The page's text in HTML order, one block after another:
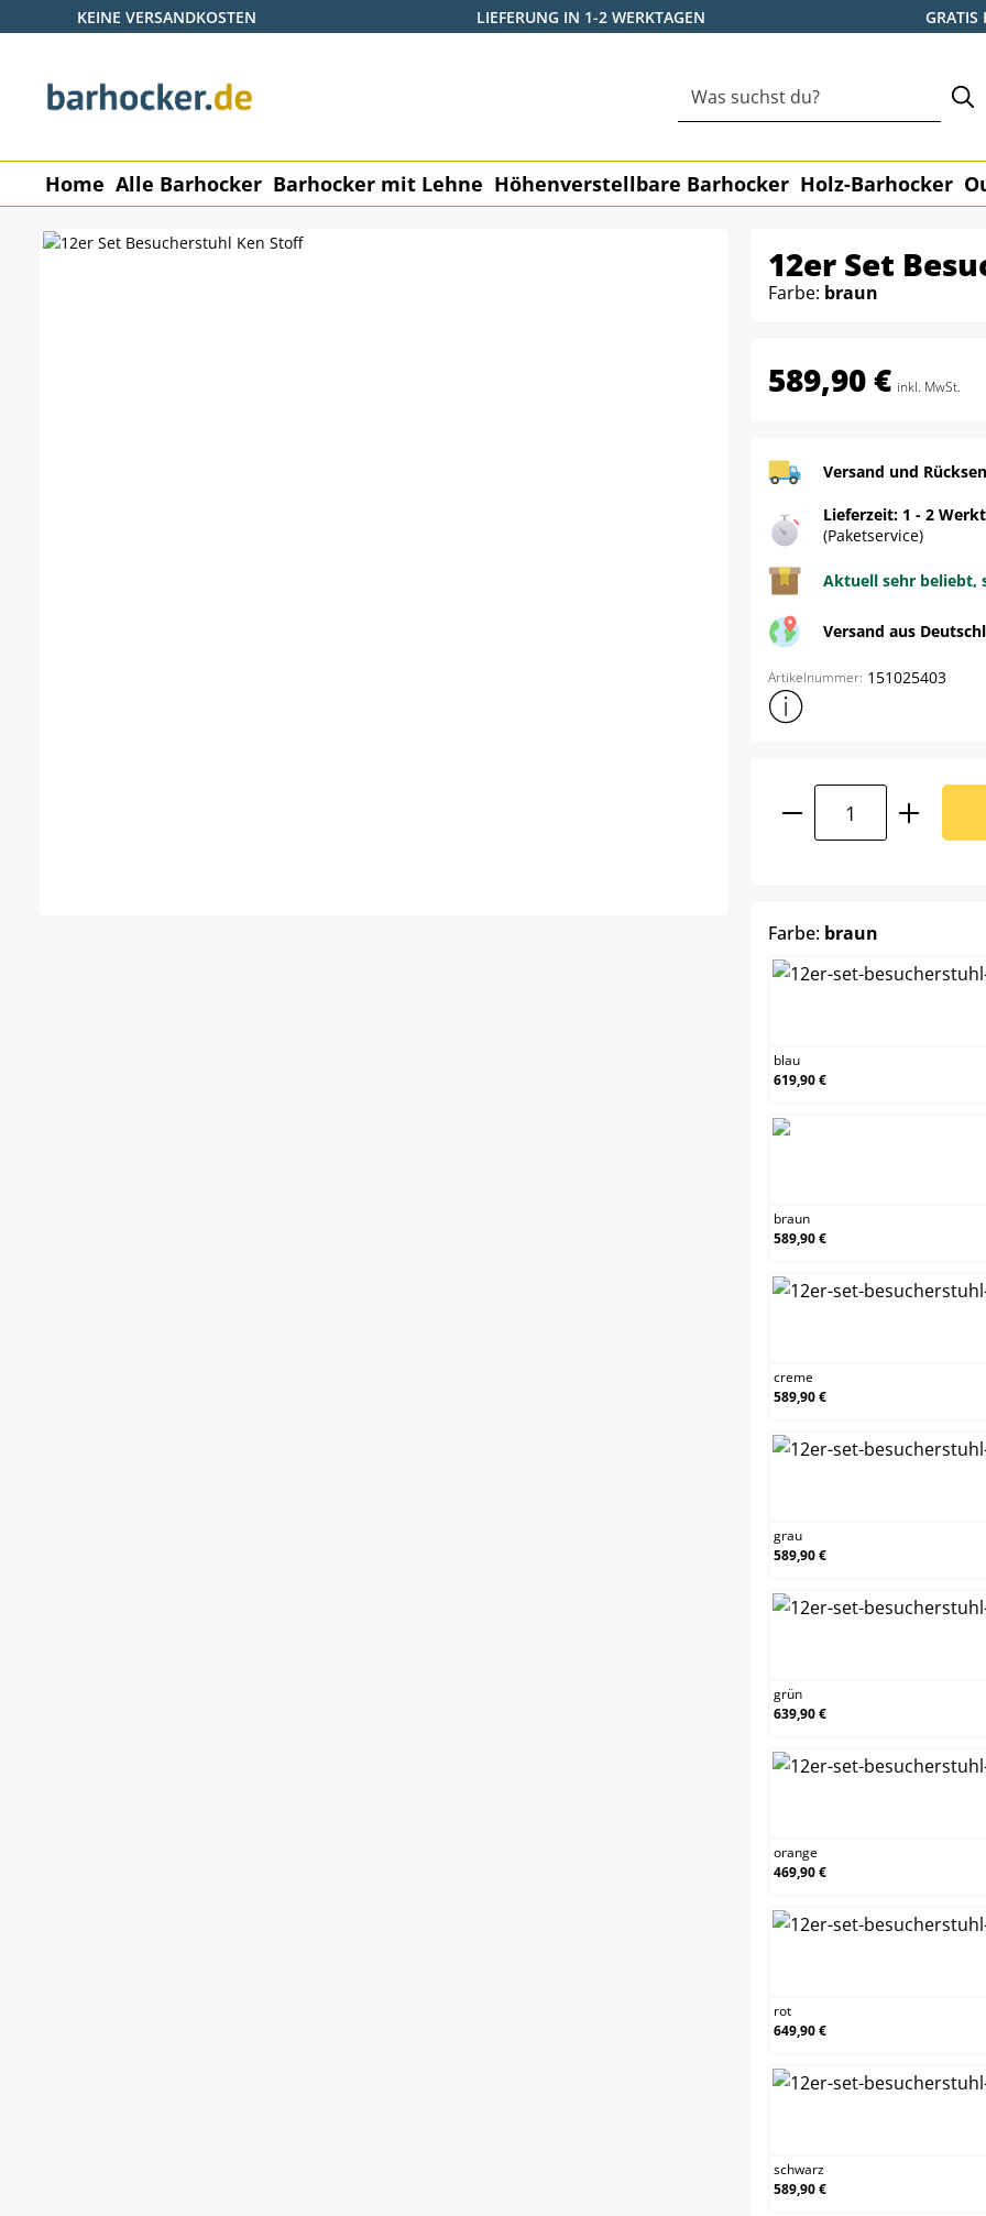
Hauptinhalt springen
Zur Suche springen
Zur Hauptnavigation springen
KEINE VERSANDKOSTEN LIEFERUNG IN 1-2 WERKTAGEN GRATIS
Home Alle Barhocker Barhocker mit Lehne Höhenverstellbare Barhocker Holz-Barhocker
12er Set
Farbe: braun
589,90 € inkl. MwSt.
Versand und
Lieferzeit: 1 - 2
(Paketservice)
Aktuell sehr beliebt,
Versand aus
Artikelnummer: 151025403
Weitere
Produkt Anzahl:
Farbe: braun
blau
619,90 €
braun
589,90 €
creme
589,90 €
grau
589,90 €
grün
639,90 €
orange
469,90 €
rot
649,90 €
schwarz
589,90 €